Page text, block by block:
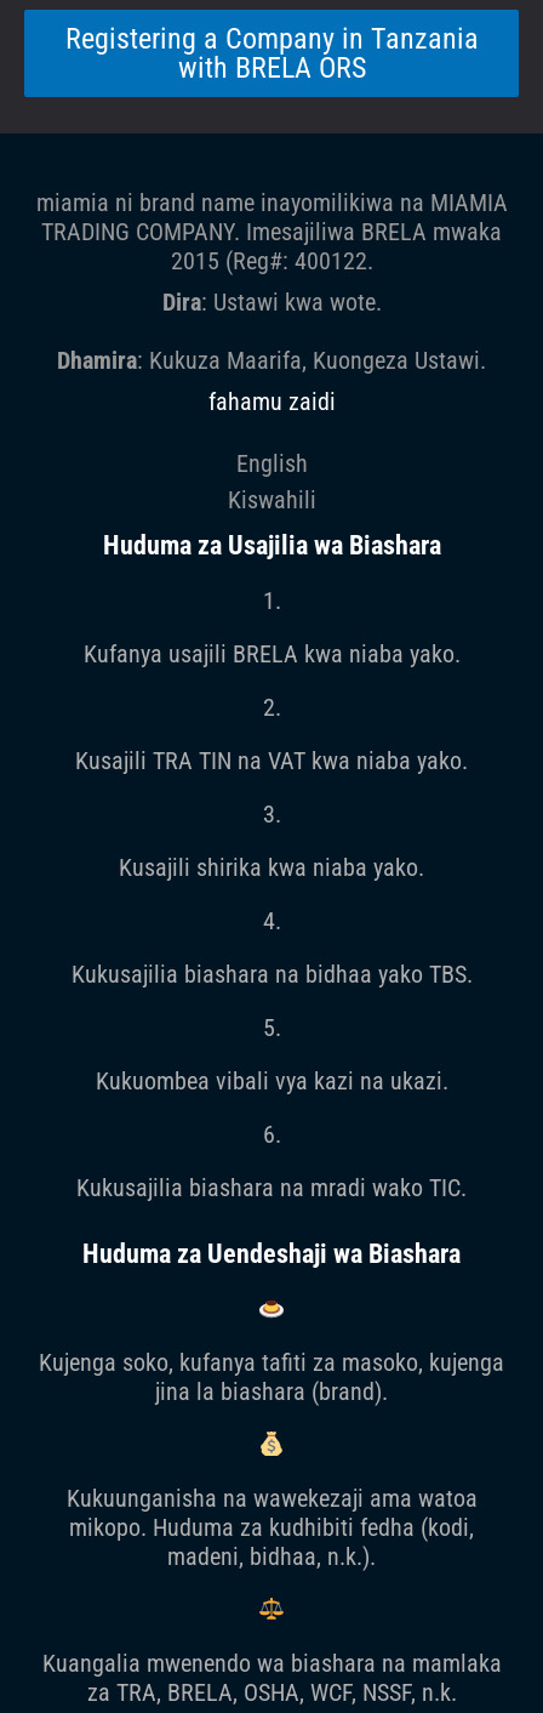
Registering a Company in Tanzania
with BRELA ORS
miamia ni brand name inayomilikiwa na MIAMIA
TRADING COMPANY. Imesajiliwa BRELA mwaka
2015 (Reg#: 400122.
Dira: Ustawi kwa wote.
Dhamira: Kukuza Maarifa, Kuongeza Ustawi.
fahamu zaidi
English
Kiswahili
Huduma za Usajilia wa Biashara
1.
Kufanya usajili BRELA kwa niaba yako.
2.
Kusajili TRA TIN na VAT kwa niaba yako.
3.
Kusajili shirika kwa niaba yako.
4.
Kukusajilia biashara na bidhaa yako TBS.
5.
Kukuombea vibali vya kazi na ukazi.
6.
Kukusajilia biashara na mradi wako TIC.
Huduma za Uendeshaji wa Biashara
Kujenga soko, kufanya tafiti za masoko, kujenga
jina la biashara (brand).
Kukuunganisha na wawekezaji ama watoa
mikopo. Huduma za kudhibiti fedha (kodi,
madeni, bidhaa, n.k.).
Kuangalia mwenendo wa biashara na mamlaka
za TRA, BRELA, OSHA, WCF, NSSF, n.k.